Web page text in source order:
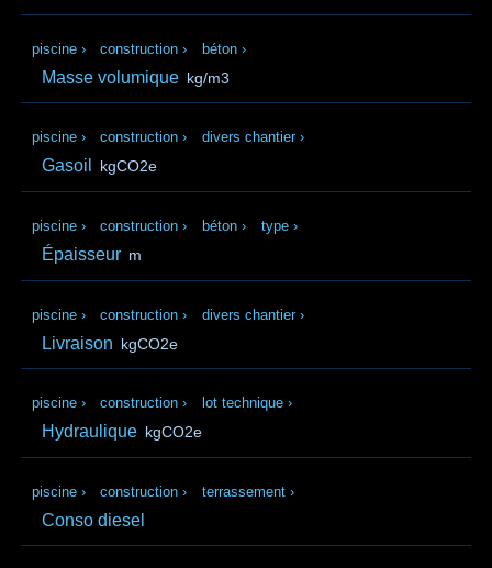
piscine › construction › béton ›
Masse volumique kg/m3
piscine › construction › divers chantier ›
Gasoil kgCO2e
piscine › construction › béton › type ›
Épaisseur m
piscine › construction › divers chantier ›
Livraison kgCO2e
piscine › construction › lot technique ›
Hydraulique kgCO2e
piscine › construction › terrassement ›
Conso diesel